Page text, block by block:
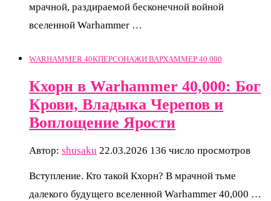
мрачной, раздираемой бесконечной войной
вселенной Warhammer …
WARHAMMER 40KПЕРСОНАЖИ ВАРХАММЕР 40,000
Кхорн в Warhammer 40,000: Бог
Крови, Владыка Черепов и
Воплощение Ярости
Автор: shusaku 22.03.2026 136 число просмотров
Вступление. Кто такой Кхорн? В мрачной тьме
далекого будущего вселенной Warhammer 40,000 …